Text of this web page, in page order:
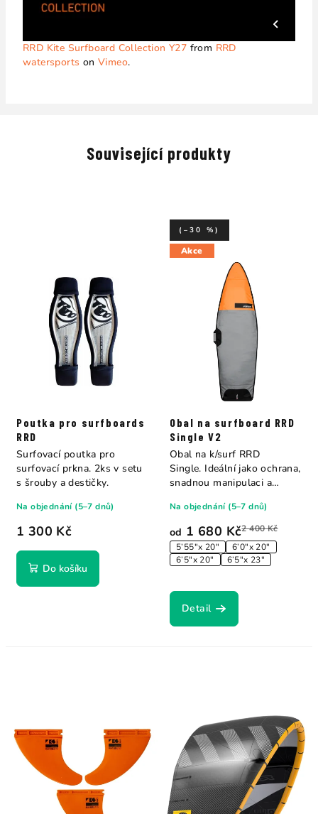
RRD Kite Surfboard Collection Y27 from RRD
watersports onVimeo.
Související produkty
Poutka pro surfboards
RRD
1 300 Kč
Na objednání (5–7 dnů)
Do košíku
Surfovací poutka pro
surfovací prkna. 2ks v setu
s šrouby a destičky.
Akce
Obal na surfboard RRD
Single V2
od 1 680 Kč2 400 Kč
(–30 %)
5’55″x 20″
6’0″x 20″
6’5″x 20″
6’5″x 23″
Na objednání (5–7 dnů)
Detail
Obal na k/surf RRD
Single. Ideální jako ochrana,
snadnou manipulaci a